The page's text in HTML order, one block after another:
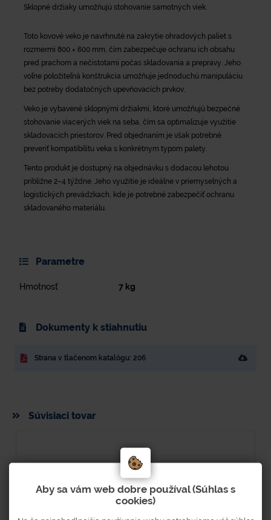
Sklopné držiaky umožňujú stohovanie samotných viek.
Toto kovové veko je navrhnuté na zakrytie ohradových paliet s
rozmermi 800 × 600 mm, čím zabezpečuje ochranu ich obsahu
pred prachom a nečistotami počas skladovania a prepravy.
Jeho
voľne položiteľná konštrukcia umožňuje jednoduchú manipuláciu
bez potreby dodatočných upevňovacích prvkov.
Veko je vybavené sklopnými držiakmi, ktoré umožňujú bezpečné
stohovanie viacerých viek na seba, čím sa optimalizuje využitie
skladovacích priestorov. Pred objednaním je však potrebné
preveriť kompatibilitu veka s konkrétnym typom palety.
Tento produkt je dostupný na objednávku s dodacou lehotou
približne 2–4 týždne. Jeho využitie je ideálne v priemyselných a
logistických prevádzkach, kde je potrebné zabezpečiť ochranu
skladovaného materiálu.
Parametre
Hmotnosť 7kg
Dokumenty k stiahnutiu
Strana v tlačenom katalógu: 206
Súvisiaci tovar
Aby sa vám web dobre používal (Súhlas s
cookies)